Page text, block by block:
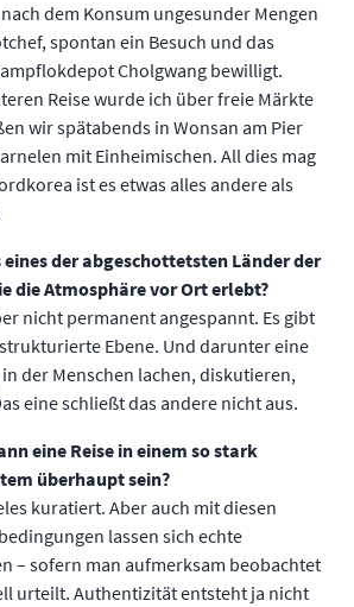
dem Konsum ungesunder Mengen
spontan ein Besuch und das
Cholgwang bewilligt.
Reise wurde ich über freie Märkte
wir spätabends in Wonsan am Pier
mit Einheimischen. All dies mag
ist es etwas alles andere als
der abgeschottetsten Länder der
die Atmosphäre vor Ort erlebt?
nicht permanent angespannt. Es gibt
Ebene. Und darunter eine
der Menschen lachen, diskutieren,
eine schließt das andere nicht aus.
eine Reise in einem so stark
überhaupt sein?
kuratiert. Aber auch mit diesen
lassen sich echte
– sofern man aufmerksam beobachtet
urteilt. Authentizität entsteht ja nicht